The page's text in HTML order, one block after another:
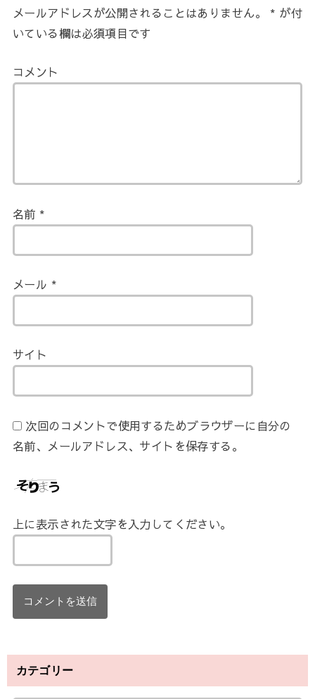
メールアドレスが公開されることはありません。 * が付
いている欄は必須項目です
コメント
名前 *
メール *
サイト
次回のコメントで使用するためブラウザーに自分の
名前、メールアドレス、サイトを保存する。
上に表示された文字を入力してください。
カテゴリー